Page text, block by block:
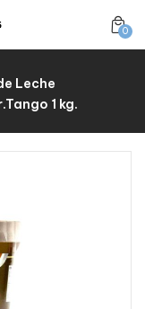
0
Leche
1 kg.